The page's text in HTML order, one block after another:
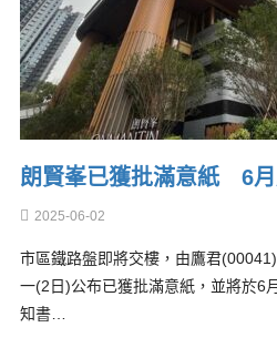
朗賢峯已獲批滿意紙 6
2025-06-02
市區鐵路盤即將交樓，由鷹君
一(2日)公布已獲批滿意紙，並將於6
知書…